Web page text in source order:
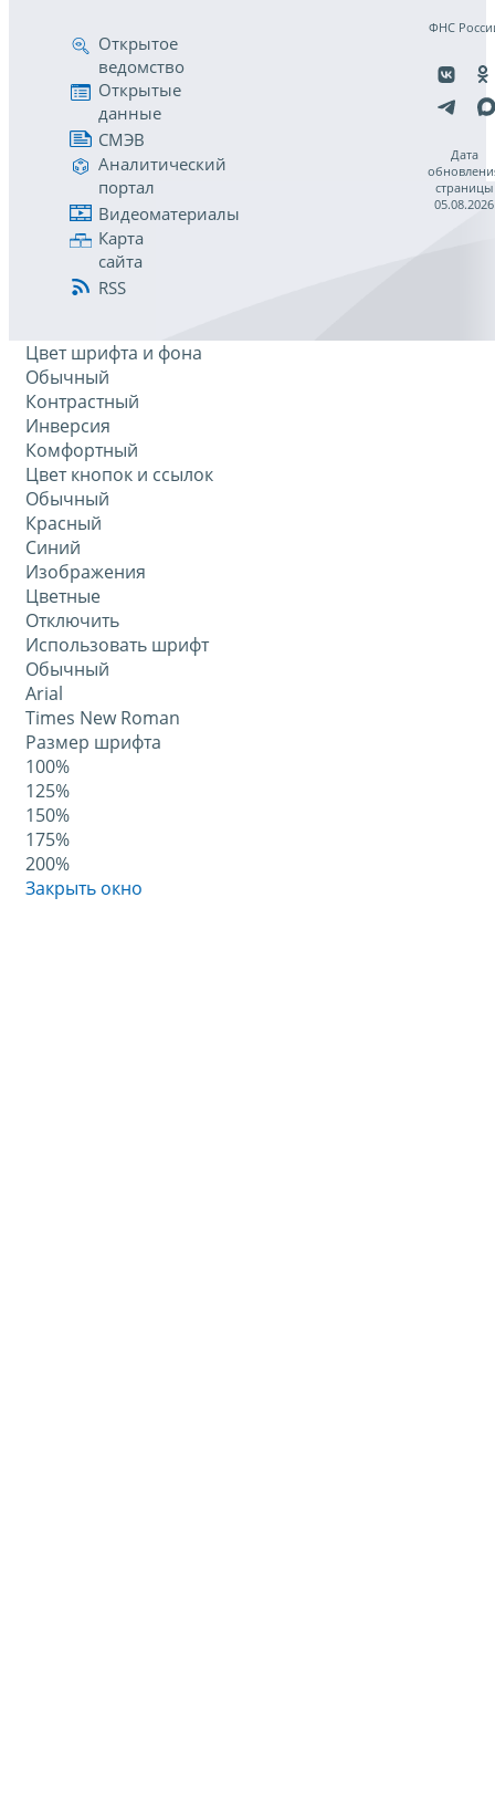
Открытое
ведомство
Открытые
данные
СМЭВ
Аналитический
портал
Видеоматериалы
Карта
сайта
RSS
ФНС
Дата
страницы
05.08.2026
Цвет шрифта и фона
Обычный
Контрастный
Инверсия
Комфортный
Цвет кнопок и ссылок
Обычный
Красный
Синий
Изображения
Цветные
Отключить
Использовать шрифт
Обычный
Arial
Times New Roman
Размер шрифта
100%
125%
150%
175%
200%
Закрыть окно